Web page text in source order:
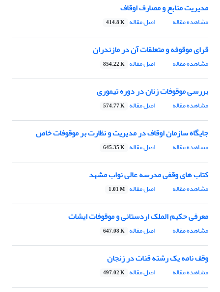
مدیریت منابع و مصارف اوقاف
مشاهده مقاله اصل مقاله 414.8 K
قرای موقوفه و متعلقات آن در مازندران
مشاهده مقاله اصل مقاله 854.22 K
بررسی موقوفات زنان در دوره تیموری
مشاهده مقاله اصل مقاله 574.77 K
جایگاه سازمان اوقاف در مدیریت و نظارت بر موقوفات خاص
مشاهده مقاله اصل مقاله 645.35 K
کتاب های وقفی مدرسه عالی نواب مشهد
مشاهده مقاله اصل مقاله 1.01 M
معرفی حکیم الملک اردستانی و موقوفات ایشات
مشاهده مقاله اصل مقاله 647.08 K
وقف نامه یک رشته قنات در زنجان
مشاهده مقاله اصل مقاله 497.02 K